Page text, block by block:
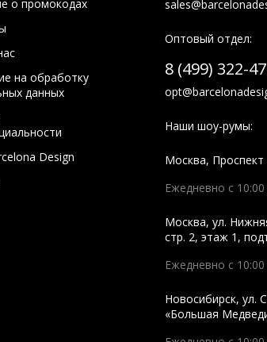
Оптовый отдел:
8 (499) 322-
Наши шоу-румы:
Москва,
Ежедневно с
Москва,ул.
стр. 2, этаж 1,
Ежедневно с
Новосибирск,ул.
«Большая
о промокодах
на обработку
данных
Design